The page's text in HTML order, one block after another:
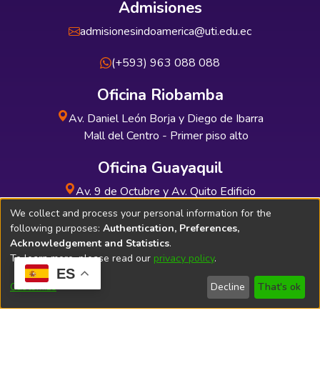
ES
Admisiones
admisionesindoamerica@uti.edu.ec
(+593) 963 088 088
Oficina Riobamba
Av. Daniel León Borja y Diego de Ibarra
Mall del Centro - Primer piso alto
Oficina Guayaquil
Av. 9 de Octubre y Av. Quito Edificio
INDUAUTO - Planta baja
Soporte Técnico Bibliolatino.com
We collect and process your personal information for the
following purposes: Authentication, Preferences,
Acknowledgement and Statistics.
To learn more, please read our privacy policy.
Customize Decline That's ok